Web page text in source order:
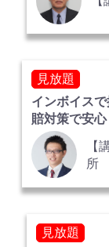
見放題
インボイス
賠対策で安心
【
所
見放題